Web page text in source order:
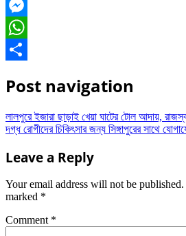
Facebook
Messenger
WhatsApp
Post navigation
লালপুরে ইজারা ছাড়াই খেয়া ঘাটের টোল আদায়,
দগ্ধ রোগীদের চিকিৎসার জন্য সিঙ্গাপুরের সাথে
Leave a Reply
Your email address will not be published.
marked *
Comment *